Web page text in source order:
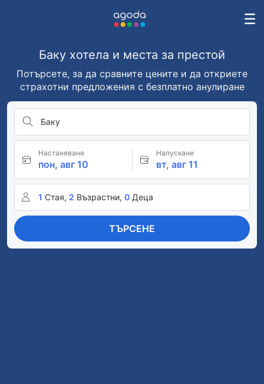
Баку хотела и места за престой
Потърсете, за да сравните цените и да откриете
страхотни предложения с безплатно анулиране
Баку
Настаняване
пон, авг 10
Напускане
вт, авг 11
1 Стая, 2 Възрастни, 0 Деца
ТЪРСЕНЕ